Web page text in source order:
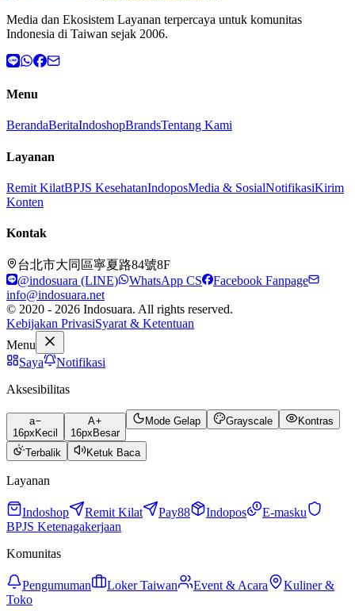
Media dan Ekosistem Layanan terpercaya untuk komunitas
Indonesia di Taiwan sejak 2006.
Menu
BerandaBeritaIndoshopBrandsTentang Kami
Layanan
Remit KilatBPJS KesehatanIndoposMedia & SosialNotifikasiKirim
Konten
Kontak
台北市大同區寧夏路84號8F
@indosuara (LINE)
WhatsApp CS
Facebook Fanpage
info@indosuara.net
© 2020 - 2026 Indosuara. All rights reserved.
Kebijakan PrivasiSyarat & Ketentuan
Menu
Saya
Notifikasi
Aksesibilitas
a
16px Kecil
A
16px Besar
Mode Gelap Grayscale Kontras
Terbalik Ketuk Baca
Layanan
Indoshop Remit Kilat Pay88 Indopos
E-masku
BPJS Ketenagakerjaan
Komunitas
Pengumuman Loker Taiwan Event & Acara
Kuliner &
Toko